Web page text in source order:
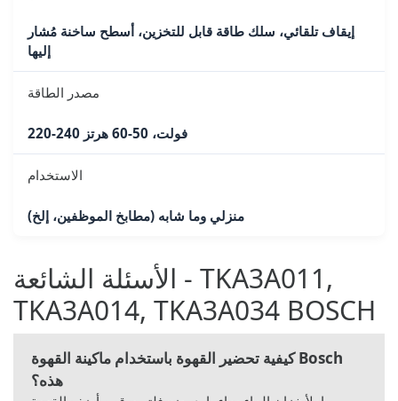
إيقاف تلقائي، سلك طاقة قابل للتخزين، أسطح ساخنة مُشار
إليها
مصدر الطاقة
220-240 فولت، 50-60 هرتز
الاستخدام
منزلي وما شابه (مطابخ الموظفين، إلخ)
الأسئلة الشائعة - TKA3A011,
TKA3A014, TKA3A034 BOSCH
كيفية تحضير القهوة باستخدام ماكينة القهوة Bosch
هذه؟